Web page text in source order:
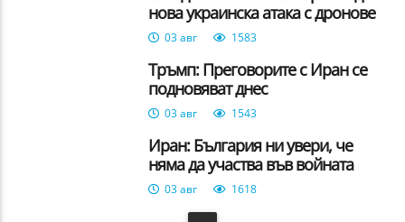
нова украинска атака с дронове
03 авг 1583
Тръмп: Преговорите с Иран се
подновяват днес
03 авг 1543
Иран: България ни увери, че
няма да участва във войната
03 авг 1618